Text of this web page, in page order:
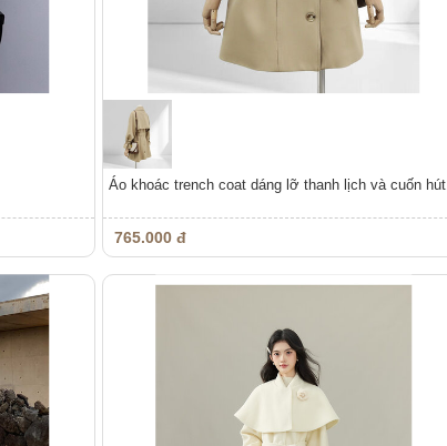
Áo khoác trench coat dáng lỡ thanh lịch và cuốn hút.
765.000 đ